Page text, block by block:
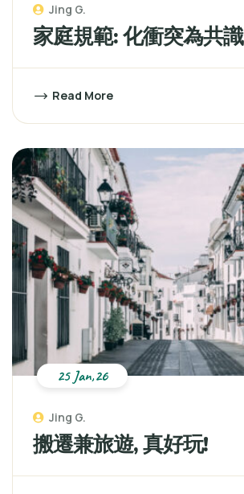
Jing G.
家庭規範: 化衝突為共識
Read More
Jing G.
搬遷兼旅遊, 真好玩!
25 Jan,26